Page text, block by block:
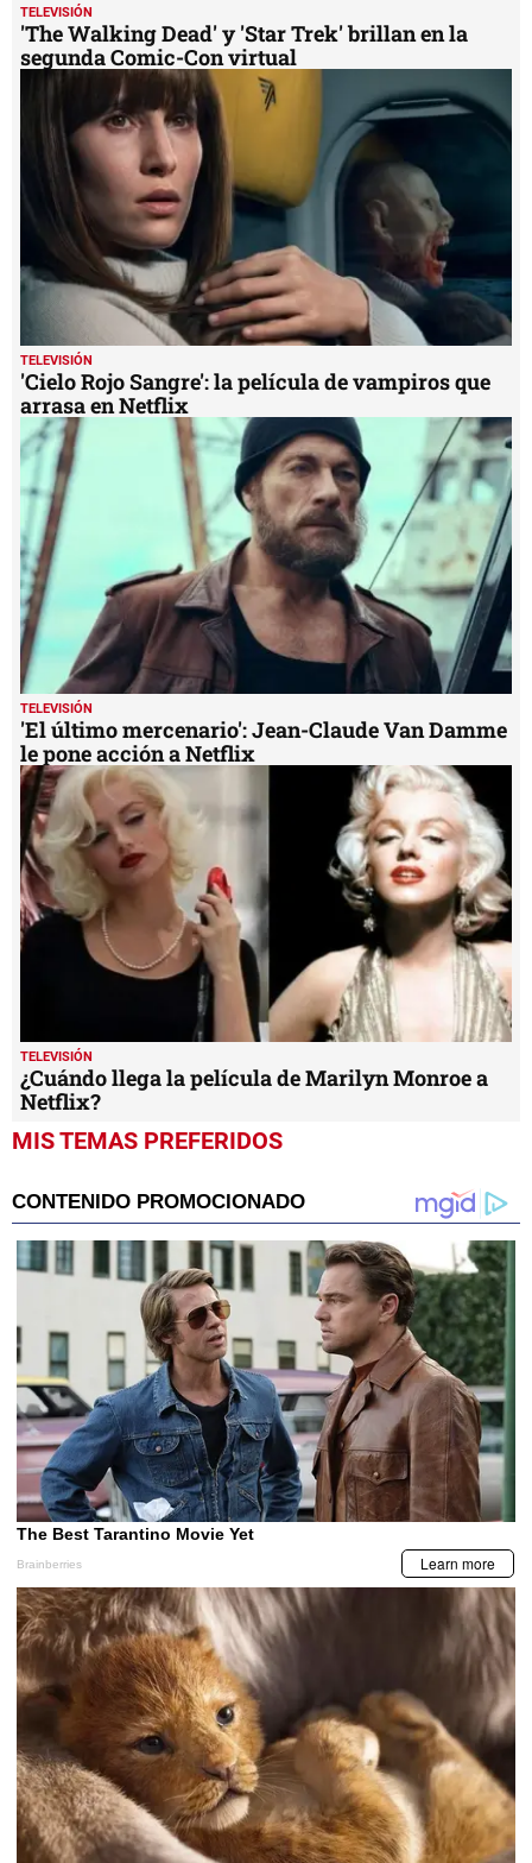
TELEVISIÓN
'The Walking Dead' y 'Star Trek' brillan en la
segunda Comic-Con virtual
TELEVISIÓN
'Cielo Rojo Sangre': la película de vampiros que
arrasa en Netflix
TELEVISIÓN
'El último mercenario': Jean-Claude Van Damme
le pone acción a Netflix
TELEVISIÓN
¿Cuándo llega la película de Marilyn Monroe a
Netflix?
MIS TEMAS PREFERIDOS